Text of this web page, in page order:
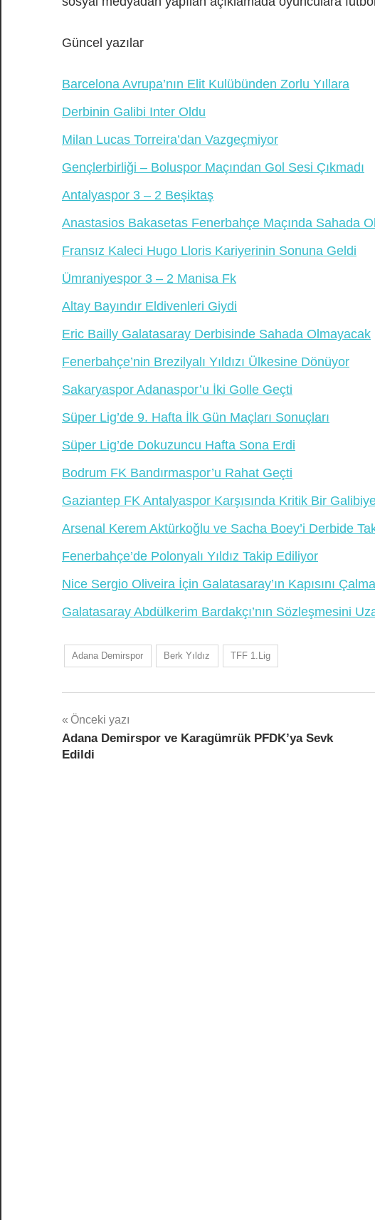
Güncel yazılar
Barcelona Avrupa’nın Elit Kulübünden Zorlu Yıllara
Derbinin Galibi Inter Oldu
Milan Lucas Torreira’dan Vazgeçmiyor
Gençlerbirliği – Boluspor Maçından Gol Sesi Çıkmadı
Antalyaspor 3 – 2 Beşiktaş
Anastasios Bakasetas Fenerbahçe Maçında Sahada
Fransız Kaleci Hugo Lloris Kariyerinin Sonuna Geldi
Ümraniyespor 3 – 2 Manisa Fk
Altay Bayındır Eldivenleri Giydi
Eric Bailly Galatasaray Derbisinde Sahada Olmayacak
Fenerbahçe’nin Brezilyalı Yıldızı Ülkesine Dönüyor
Sakaryaspor Adanaspor’u İki Golle Geçti
Süper Lig’de 9. Hafta İlk Gün Maçları Sonuçları
Süper Lig’de Dokuzuncu Hafta Sona Erdi
Bodrum FK Bandırmaspor’u Rahat Geçti
Gaziantep FK Antalyaspor Karşısında Kritik Bir
Arsenal Kerem Aktürkoğlu ve Sacha Boey’i Derbide
Fenerbahçe’de Polonyalı Yıldız Takip Ediliyor
Nice Sergio Oliveira İçin Galatasaray’ın Kapısını
Galatasaray Abdülkerim Bardakçı’nın Sözleşmesini
Adana Demirspor Berk Yıldız TFF 1.Lig
Yazı
gezinmesi
Önceki yazı
Adana Demirspor ve Karagümrük PFDK’ya Sevk
Edildi